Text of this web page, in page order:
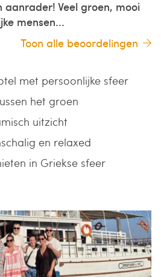
aanrader! Veel groen, mooi
mensen...
Toon alle beoordelingen
met persoonlijke sfeer
het groen
uitzicht
en relaxed
in Griekse sfeer